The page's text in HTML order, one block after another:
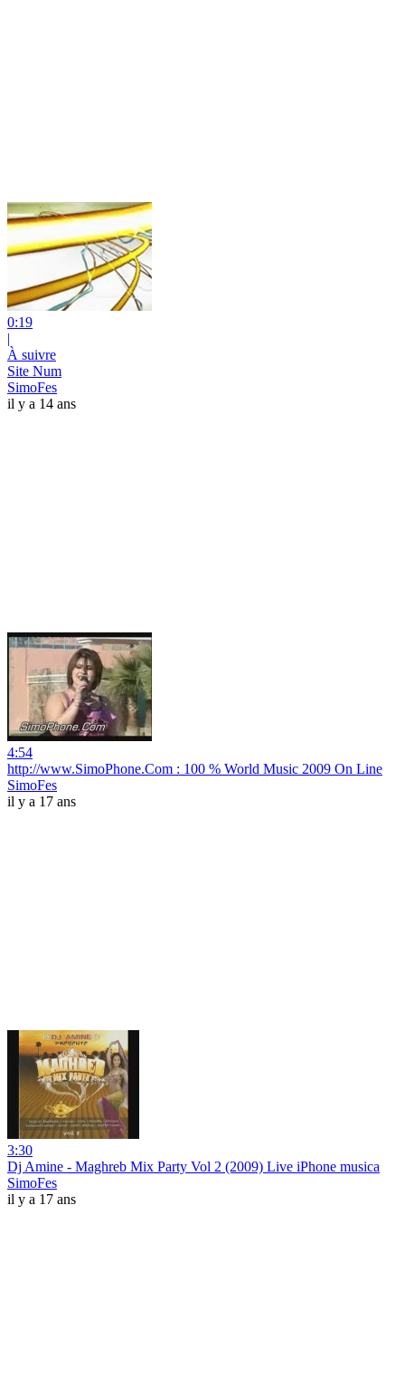
0:19
|
À suivre
Site Num
SimoFes
il y a 14 ans
4:54
http://www.SimoPhone.Com : 100 % World Music 2009 On Line
SimoFes
il y a 17 ans
3:30
Dj Amine - Maghreb Mix Party Vol 2 (2009) Live iPhone musica
SimoFes
il y a 17 ans